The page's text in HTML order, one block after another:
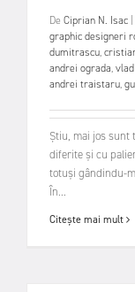
De Ciprian N. Isac
graphic designeri
dumitrascu,
andrei ograda,
andrei traistaru,
Știu, mai jos
diferite și cu
totuși gândindu-
În...
Citește mai mult